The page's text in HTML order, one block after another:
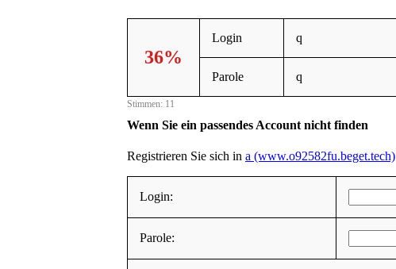
36%
Login q
Parole q
Stimmen: 11
Wenn Sie ein passendes Account nicht finden
Registrieren Sie sich in a (www.o92582fu.beget.tech)
Login:
Parole: